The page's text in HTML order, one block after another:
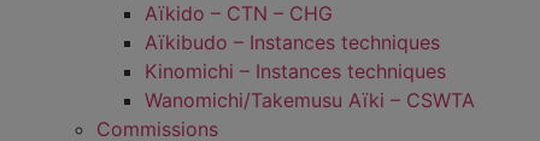
Aïkido – CTN – CHG
Aïkibudo – Instances techniques
Kinomichi – Instances techniques
Wanomichi/Takemusu Aïki – CSWTA
Commissions